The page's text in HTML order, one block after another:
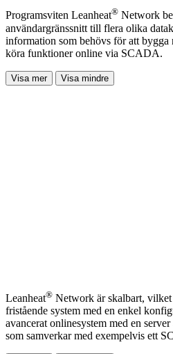
Programsviten Leanheat® Network
användargränssnitt till flera olika
information som behövs för att
köra funktioner online via SCADA.
Visa mer Visa mindre
Leanheat® Network är skalbart,
fristående system med en enkel
avancerat onlinesystem med en
som samverkar med exempelvis ett